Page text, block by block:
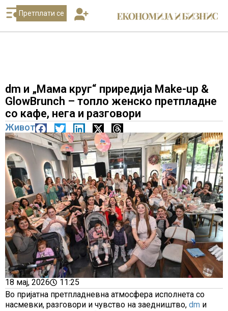
Претплати се
dm и „Мама круг“ приредија Make-up &
GlowBrunch – топло женско претпладне
со кафе, нега и разговори
Живот
18 мај, 2026
11:25
Во пријатна претпладневна атмосфера исполнета со
насмевки, разговори и чувство на заедништво, dm и